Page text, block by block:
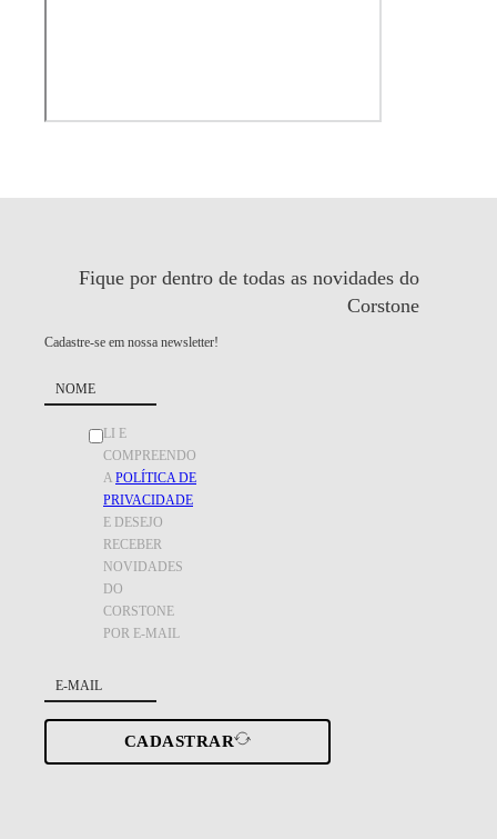
Fique por dentro de todas as novidades do
Corstone
Cadastre-se em nossa newsletter!
LI E
COMPREENDO
A POLÍTICA DE
PRIVACIDADE
E DESEJO
RECEBER
NOVIDADES
DO
CORSTONE
POR E-MAIL
CADASTRAR